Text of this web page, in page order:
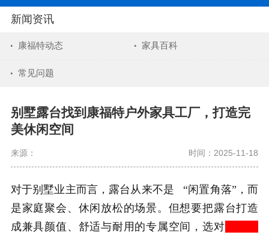
新闻资讯
康福特动态 家具百科
常见问题
别墅露台找到康福特户外家具工厂，打造完
美休闲空间
来源： 时间：2025-11-18
对于别墅业主而言，露台从来不是 “闲置角落”，而
是家庭聚会、休闲放松的场景。但想要把露台打造
成兼具颜值、舒适与耐用的专属空间，选对